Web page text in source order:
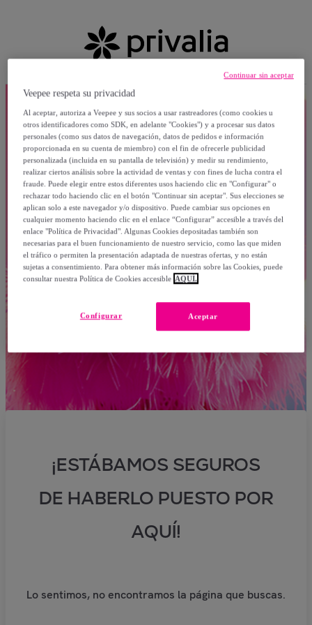
¡ESTÁBAMOS SEGUROS
DE HABERLO PUESTO POR
AQUÍ!
Lo sentimos, no encontramos la página que buscas.
Veepee respeta su privacidad
Al aceptar, autoriza a Veepee y sus socios a usar rastreadores (como cookies u
otros identificadores como SDK, en adelante "Cookies") y a procesar sus datos
personales (como sus datos de navegación, datos de pedidos e información
proporcionada en su cuenta de miembro) con el fin de ofrecerle publicidad
personalizada (incluida en su pantalla de televisión) y medir su rendimiento,
realizar ciertos análisis sobre la actividad de ventas y con fines de lucha contra el
fraude. Puede elegir entre estos diferentes usos haciendo clic en "Configurar" o
rechazar todo haciendo clic en el botón "Continuar sin aceptar". Sus elecciones se
aplican solo a este navegador y/o dispositivo. Puede cambiar sus opciones en
cualquier momento haciendo clic en el enlace “Configurar” accesible a través del
enlace "Política de Privacidad". Algunas Cookies depositadas también son
necesarias para el buen funcionamiento de nuestro servicio, como las que miden
el tráfico o permiten la presentación adaptada de nuestras ofertas, y no están
sujetas a consentimiento. Para obtener más información sobre las Cookies, puede
consultar nuestra Política de Cookies accesible AQUÍ.
Aceptar
Configurar
Continuar sin aceptar